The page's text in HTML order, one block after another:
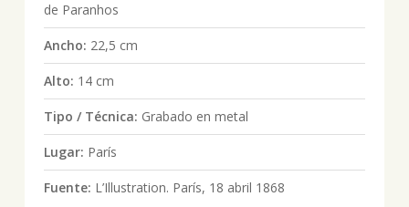
de Paranhos
Ancho: 22,5 cm
Alto: 14 cm
Tipo / Técnica: Grabado en metal
Lugar: París
Fuente: L’Illustration. París, 18 abril 1868